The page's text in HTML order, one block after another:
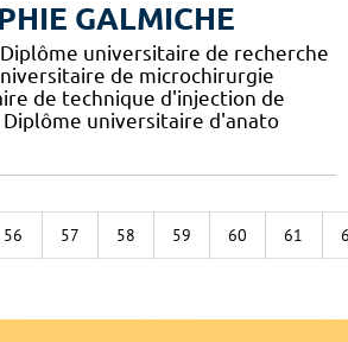
GALMICHE
universitaire de recherche
de microchirurgie
de technique d'injection de
universitaire d'anato
56 57 58 59 60 61